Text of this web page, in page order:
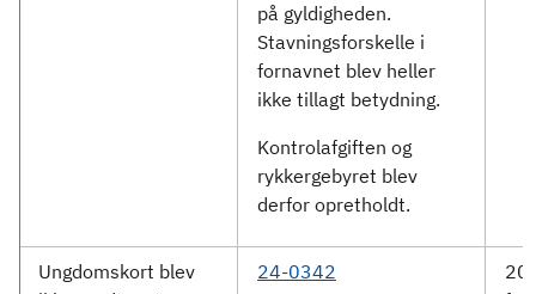
på gyldigheden.
Stavningsforskelle i
fornavnet blev heller
ikke tillagt betydning.
Kontrolafgiften og
rykkergebyret blev
derfor opretholdt.
Ungdomskort blev
24-0342
20.